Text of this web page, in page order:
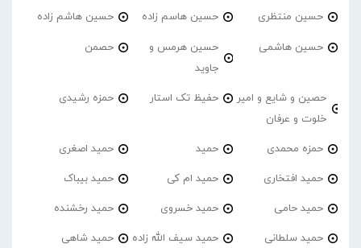
حسین منتظری حسین هاسم زاده حسین هاشم زاده
حسین هاشمی
حسین هرمس و
جاوید
حصمن
حصین و شایع و امیر
خلوت و عرفان
حفیظ تک استار حمزه رشیدی
حمزه محمدی حمید حمید اصغری
حمید افتخاری حمید ام کی حمید بیباک
حمید حامی حمید خسروی حمید رخشنده
حمید سلطانی حمید سیف الله زاده حمید شاهی